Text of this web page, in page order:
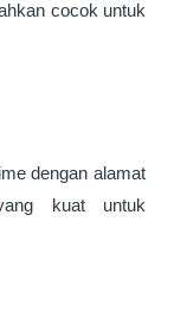
cocok untuk
dengan alamat
kuat untuk